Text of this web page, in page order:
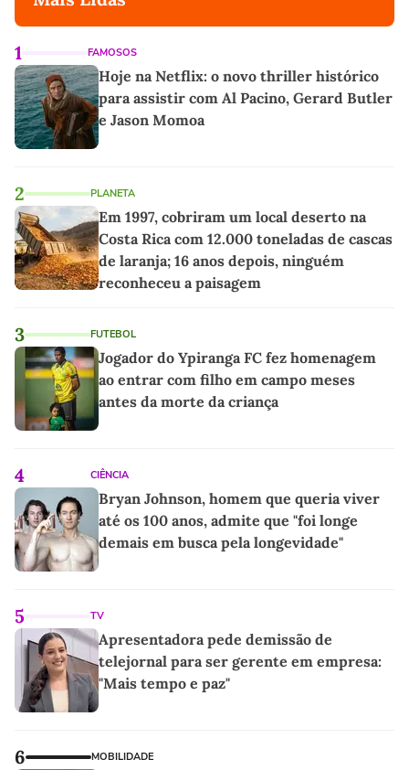
1 FAMOSOS
Hoje na Netflix: o novo thriller histórico
para assistir com Al Pacino, Gerard Butler
e Jason Momoa
2 PLANETA
Em 1997, cobriram um local deserto na
Costa Rica com 12.000 toneladas de cascas
de laranja; 16 anos depois, ninguém
reconheceu a paisagem
3 FUTEBOL
Jogador do Ypiranga FC fez homenagem
ao entrar com filho em campo meses
antes da morte da criança
4 CIÊNCIA
Bryan Johnson, homem que queria viver
até os 100 anos, admite que "foi longe
demais em busca pela longevidade"
5 TV
Apresentadora pede demissão de
telejornal para ser gerente em empresa:
"Mais tempo e paz"
6 MOBILIDADE